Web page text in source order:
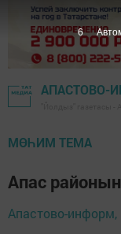
АПАСТОВО-
МӨҺИМ ТЕМА
Апас
Апастово-информ,
5